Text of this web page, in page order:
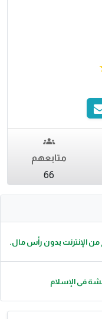
متابعهم
66
فى الإسلام